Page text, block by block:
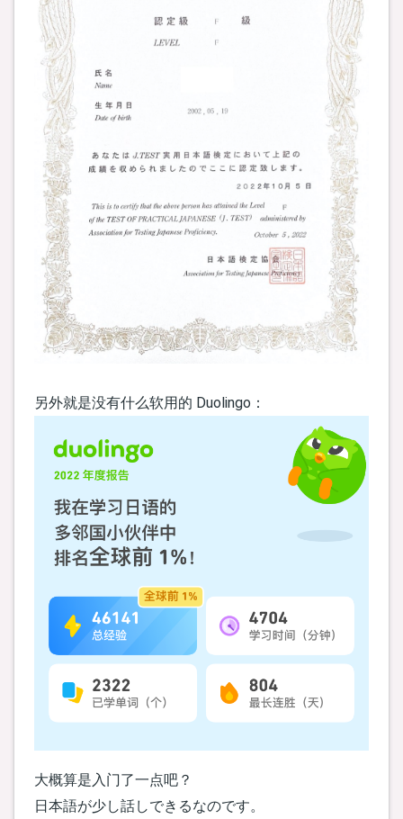
另外就是没有什么软用的 Duolingo：
大概算是入门了一点吧？
日本語が少し話しできるなのです。